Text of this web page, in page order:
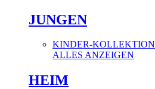
JUNGEN
KINDER-KOLLEKTION
ALLES ANZEIGEN
HEIM